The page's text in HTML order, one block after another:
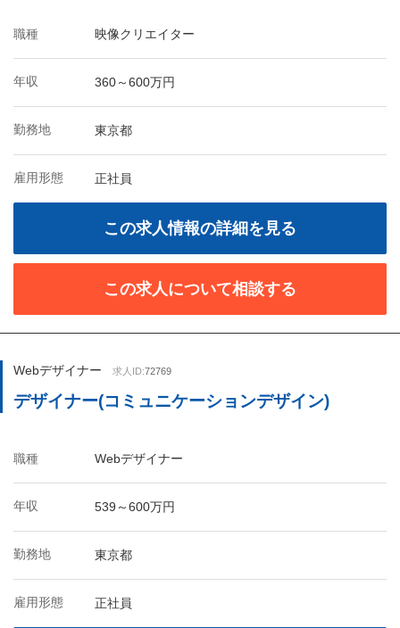
職種 映像クリエイター
年収 360～600万円
勤務地 東京都
雇用形態 正社員
この求人情報の詳細を見る
この求人について相談する
Webデザイナー 求人ID:72769
デザイナー(コミュニケーションデザイン)
職種 Webデザイナー
年収 539～600万円
勤務地 東京都
雇用形態 正社員